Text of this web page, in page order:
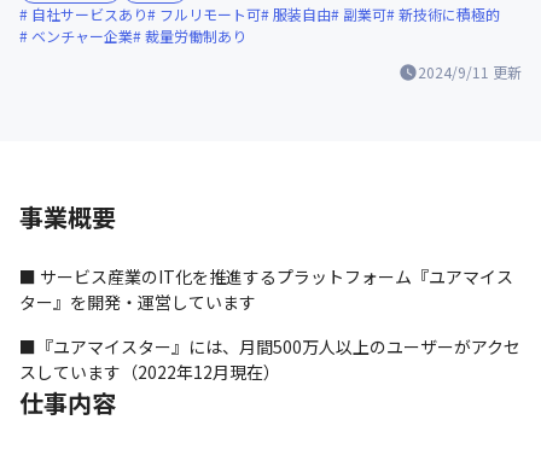
2024/9/11 更新
自社サービスあり
フルリモート可 服装自由 副業可 新技術に積極的
ベンチャー企業 裁量労働制あり
事業概要
■ サービス産業のIT化を推進するプラットフォーム『ユアマイス
ター』を開発・運営しています
■『ユアマイスター』には、月間500万人以上のユーザーがアクセ
スしています（2022年12月現在）
仕事内容